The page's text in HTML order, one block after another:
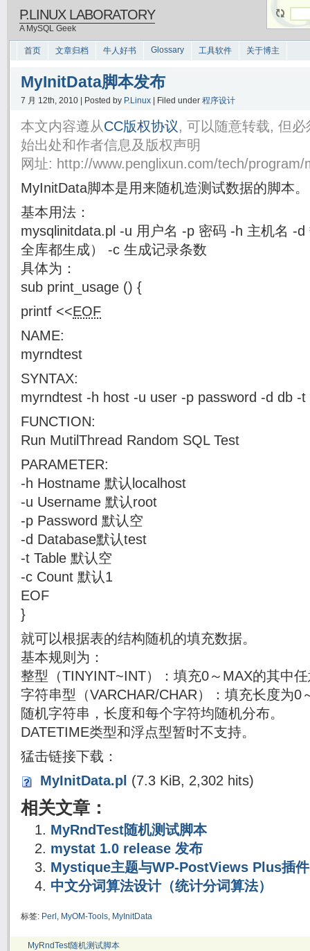
P.LINUX LABORATORY
A MySQL Geek
首页 文章归档 牛人好书 Glossary 工具软件 关于博主
MyInitData脚本发布
7 月 12th, 2010 | Posted by P.Linux | Filed under 程序设计
本文内容遵从CC版权协议, 可以随意转载, 但
始出处和作者信息及版权声明
网址: http://www.penglixun.com/tech/
MyInitData脚本是用来随机造测试数据的脚本。
基本用法：
mysqlinitdata.pl -u 用户名 -p 密码 -h 主机名 -
全库都生成） -c 生成记录条数
具体为：
sub print_usage () {
printf <<EOF
NAME:
myrndtest
SYNTAX:
myrndtest -h host -u user -p password -d db -
FUNCTION:
Run MutilThread Random SQL Test
PARAMETER:
-h Hostname 默认localhost
-u Username 默认root
-p Password 默认空
-d Database默认test
-t Table 默认空
-c Count 默认1
EOF
}
就可以根据表的结构随机的填充数据。
基本规则为：
整型（TINYINT~INT）：填充0～MAX的其中
字符串型（VARCHAR/CHAR）：填充长度为0
随机字符串，长度和每个字符均随机分布。
DATETIME类型和浮点型暂时不支持。
猛击链接下载：
MyInitData.pl (7.3 KiB, 2,302 hits)
相关文章：
MyRndTest随机测试脚本
mystat 1.0 release 发布
Mystique主题与WP-PostViews Plus插
中文分词算法设计（统计分词算法）
标签: Perl , MyOM-Tools, MyInitData
MyRndTest随机测试脚本